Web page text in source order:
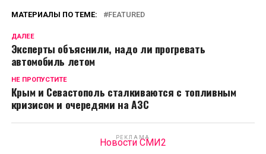
МАТЕРИАЛЫ ПО ТЕМЕ: FEATURED
ДАЛЕЕ
Эксперты объяснили, надо ли прогревать
автомобиль летом
НЕ ПРОПУСТИТЕ
Крым и Севастополь сталкиваются с топливным
кризисом и очередями на АЗС
РЕКЛАМА
Новости СМИ2